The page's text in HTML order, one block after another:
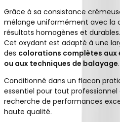
Grâce à sa consistance
mélange uniformément avec la
résultats homogènes et durables.
Cet oxydant est adapté à une
des colorations complètes
ou aux techniques de balayage.
Conditionné dans un flacon
essentiel pour tout
recherche de performances
haute qualité.